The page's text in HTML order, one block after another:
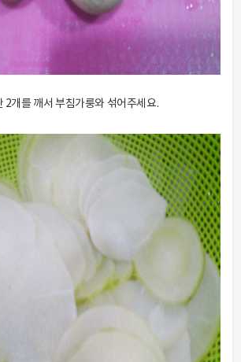
2개를 깨서 부침가룽와 섞어주세요.